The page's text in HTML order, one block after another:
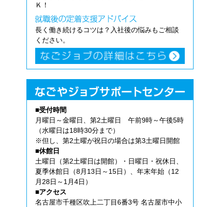
Ｋ！
長く働き続けるコツは？入社後の悩みもご相談
ください。
■受付時間
月曜日～金曜日、第2土曜日 午前9時～午後5時
（水曜日は18時30分まで）
※但し、第2土曜が祝日の場合は第3土曜日開館
■休館日
土曜日（第2土曜日は開館）・日曜日・祝休日、
夏季休館日（8月13日～15日）、年末年始（12
月28日～1月4日）
■アクセス
名古屋市千種区吹上二丁目6番3号 名古屋市中小